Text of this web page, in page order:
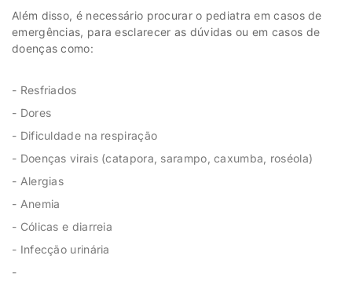
Além disso, é necessário procurar o pediatra em casos de
emergências, para esclarecer as dúvidas ou em casos de
doenças como:
- Resfriados
- Dores
- Dificuldade na respiração
- Doenças virais (catapora, sarampo, caxumba, roséola)
- Alergias
- Anemia
- Cólicas e diarreia
- Infecção urinária
-